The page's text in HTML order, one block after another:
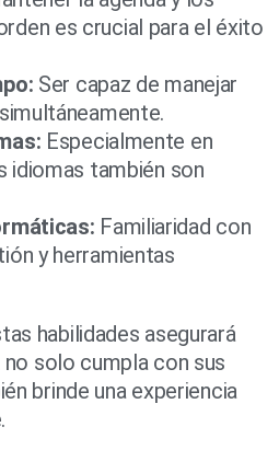
es crucial para el éxito
Ser capaz de manejar
Especialmente en
idiomas también son
Familiaridad con
y herramientas
habilidades asegurará
no solo cumpla con sus
brinde una experiencia